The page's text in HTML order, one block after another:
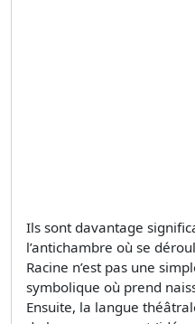
Ils sont davantage
l’antichambre où se
Racine n’est pas une
symbolique où prend
Ensuite, la langue